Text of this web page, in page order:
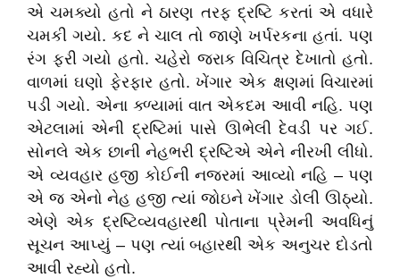
એ ચમક્યો હતો ને ઠારણ તરફ દ્રષ્ટિ કરતાં એ વધારે
ચમકી ગયો. કદ ને ચાલ તો જાણે ખર્પરકના હતાં. પણ
રંગ ફરી ગયો હતો. ચહેરો જરાક વિચિત્ર દેખાતો હતો.
વાળમાં ઘણો ફેરફાર હતો. ખેંગાર એક ક્ષણમાં વિચારમાં
પડી ગયો. એના ક્ળ્યામાં વાત એકદમ આવી નહિ. પણ
એટલામાં એની દ્રષ્ટિમાં પાસે ઊભેલી દેવડી પર ગઈ.
સોનલે એક છાની નેહભરી દ્રષ્ટિએ એને નીરખી લીધો.
એ વ્યવહાર હજી કોઈની નજરમાં આવ્યો નહિ – પણ
એ જ એનો નેહ હજી ત્યાં જોઇને ખેંગાર ડોલી ઊઠ્યો.
એણે એક દ્રષ્ટિવ્યવહારથી પોતાના પ્રેમની અવધિનું
સૂચન આપ્યું – પણ ત્યાં બહારથી એક અનુચર દોડતો
આવી રહ્યો હતો.